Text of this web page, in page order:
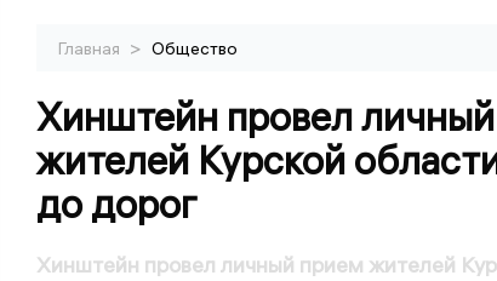
Главная > Общество
Хинштейн провел
жителей Курской
до дорог
Хинштейн провел личный прием жителей